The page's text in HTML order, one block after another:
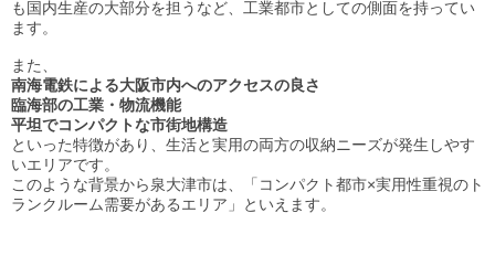
も国内生産の大部分を担うなど、工業都市としての側面を持ってい
ます。
また、
南海電鉄による大阪市内へのアクセスの良さ
臨海部の工業・物流機能
平坦でコンパクトな市街地構造
といった特徴があり、生活と実用の両方の収納ニーズが発生しやす
いエリアです。
このような背景から泉大津市は、「コンパクト都市×実用性重視のト
ランクルーム需要があるエリア」といえます。